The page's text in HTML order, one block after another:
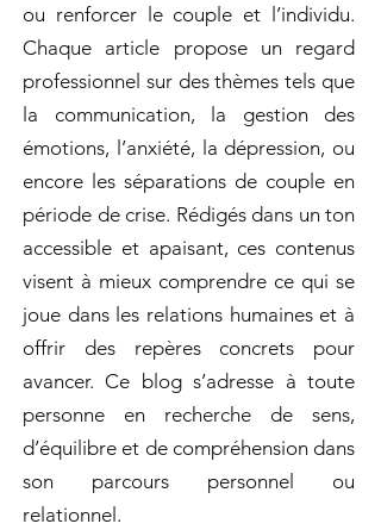
ou renforcer le couple et l’individu.
Chaque article propose un regard
professionnel sur des thèmes tels que
la communication, la gestion des
émotions, l’anxiété, la dépression, ou
encore les séparations de couple en
période de crise. Rédigés dans un ton
accessible et apaisant, ces contenus
visent à mieux comprendre ce qui se
joue dans les relations humaines et à
offrir des repères concrets pour
avancer. Ce blog s’adresse à toute
personne en recherche de sens,
d’équilibre et de compréhension dans
son parcours personnel ou
relationnel.